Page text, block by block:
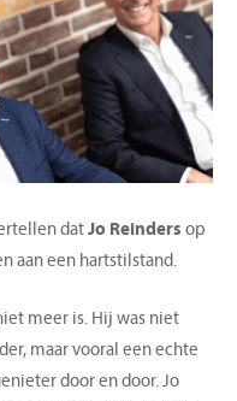
dat Jo Reinders op
aan een hartstilstand.
meer is. Hij was niet
maar vooral een echte
door en door. Jo